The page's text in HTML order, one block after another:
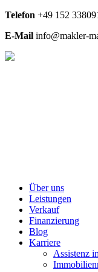
Telefon +49 152
E-Mail info@makler-
Über uns
Leistungen
Verkauf
Finanzierung
Blog
Karriere
Assistenz